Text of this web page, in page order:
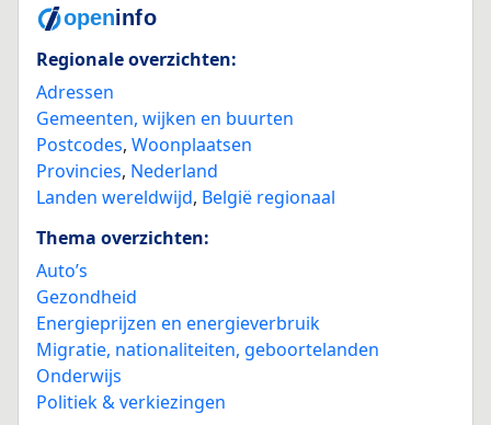
Regionale overzichten:
Adressen
Gemeenten, wijken en buurten
Postcodes, Woonplaatsen
Provincies, Nederland
Landen wereldwijd, België regionaal
Thema overzichten:
Auto’s
Gezondheid
Energieprijzen en energieverbruik
Migratie, nationaliteiten, geboortelanden
Onderwijs
Politiek & verkiezingen